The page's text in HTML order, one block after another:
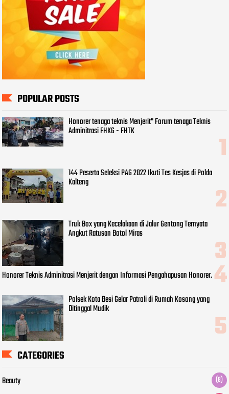
POPULAR POSTS
Honorer tenaga teknis Menjerit" Forum tenaga Teknis
Adminitrasi FHKG - FHTK
144 Peserta Seleksi PAG 2022 Ikuti Tes Kesjas di Polda
Kalteng
Truk Box yang Kecelakaan di Jalur Gentong Ternyata
Angkut Ratusan Botol Miras
Honorer Teknis Adminitrasi Menjerit dengan Informasi Pengahapusan Honorer.
Polsek Kota Besi Gelar Patroli di Rumah Kosong yang
Ditinggal Mudik
CATEGORIES
Beauty (8)